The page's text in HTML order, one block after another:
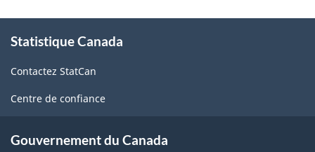
propos
ce
site
Statistique Canada
Contactez StatCan
Centre de confiance
Gouvernement du Canada